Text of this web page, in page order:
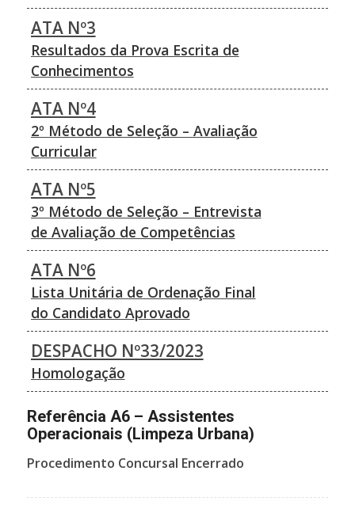
ATA Nº3
Resultados da Prova Escrita de
Conhecimentos
ATA Nº4
2º Método de Seleção – Avaliação
Curricular
ATA Nº5
3º Método de Seleção – Entrevista
de Avaliação de Competências
ATA Nº6
Lista Unitária de Ordenação Final
do Candidato Aprovado
DESPACHO Nº33/2023
Homologação
Referência A6 – Assistentes
Operacionais (Limpeza Urbana)
Procedimento Concursal Encerrado